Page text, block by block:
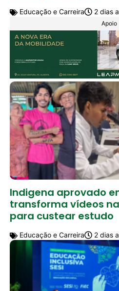
Educação e Carreira 2 dias
Apoio
Indigena aprovado
transforma vídeos
para custear estudo
Educação e Carreira 2 dias